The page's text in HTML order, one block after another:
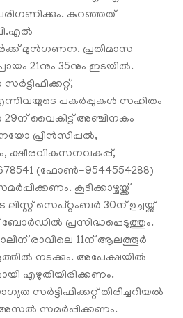
പരിഗണിക്കും. കുറഞ്ഞത്
മുൻഗണന. പ്രതിമാസ
21നും 35നും ഇടയിൽ.
പകർപ്പുകൾ സഹിതം
വൈകിട്ട് അഞ്ചിനകം
പ്രിൻസിപ്പൽ,
ക്ഷീരവികസനവകുപ്പ്,
(ഫോൺ-9544554288)
കൂടിക്കാഴ്ചയ്ക്ക്
സെപ്റ്റംബർ 30ന് ഉച്ചയ്ക്ക്
പ്രസിദ്ധപ്പെടുത്തും.
രാവിലെ 11ന് ആലത്തൂർ
നടക്കും. അപേക്ഷയിൽ
എഴുതിയിരിക്കണം.
സർട്ടിഫിക്കറ്റ് തിരിച്ചറിയൽ
സമർപ്പിക്കണം.